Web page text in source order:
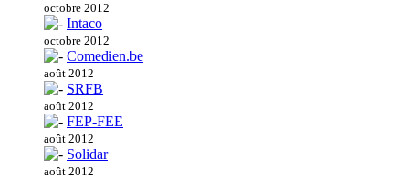
octobre 2012
Intaco
octobre 2012
Comedien.be
août 2012
SRFB
août 2012
FEP-FEE
août 2012
Solidar
août 2012